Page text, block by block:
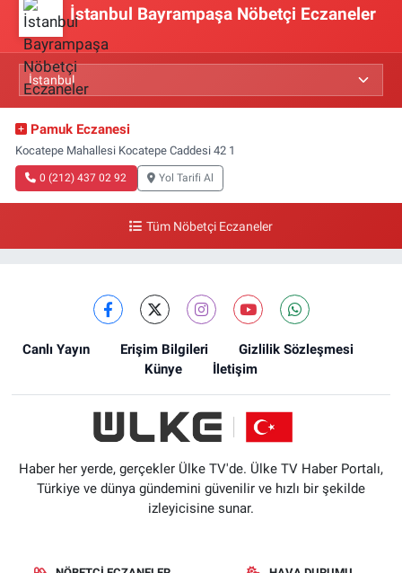
İstanbul Bayrampaşa Nöbetçi Eczaneler
Pamuk Eczanesi
Kocatepe Mahallesi Kocatepe Caddesi 42 1
0 (212) 437 02 92 Yol Tarifi Al
Tüm Nöbetçi Eczaneler
Canlı Yayın Erişim Bilgileri
Gizlilik Sözleşmesi
Künye
İletişim
Haber her yerde, gerçekler Ülke TV'de. Ülke TV Haber Portalı,
Türkiye ve dünya gündemini güvenilir ve hızlı bir şekilde
izleyicisine sunar.